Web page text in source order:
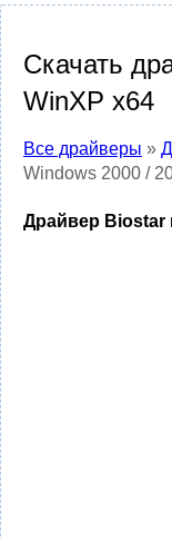
Скачать
WinXP x64
Все драйверы »
Windows 2000 /
Драйвер Biostar